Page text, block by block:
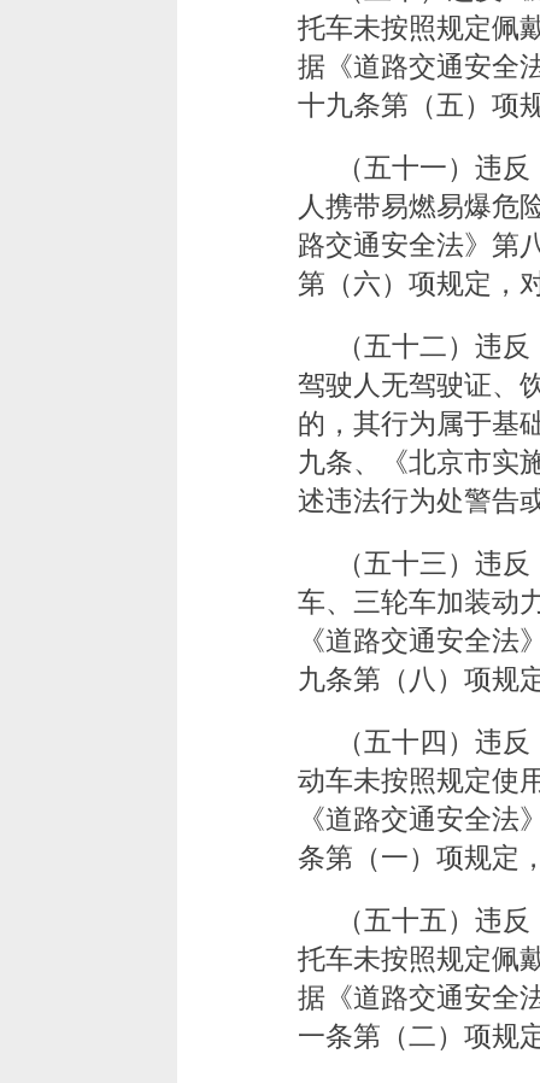
托车未按照规定佩
据《道路交通安全
十九条第（五）项
（五十一）违
人携带易燃易爆危
路交通安全法》第
第（六）项规定，
（五十二）违
驾驶人无驾驶证、
的，其行为属于基
九条、《北京市实
述违法行为处警告
（五十三）违
车、三轮车加装动
《道路交通安全法
九条第（八）项规
（五十四）违
动车未按照规定使
《道路交通安全法
条第（一）项规定
（五十五）违
托车未按照规定佩
据《道路交通安全
一条第（二）项规